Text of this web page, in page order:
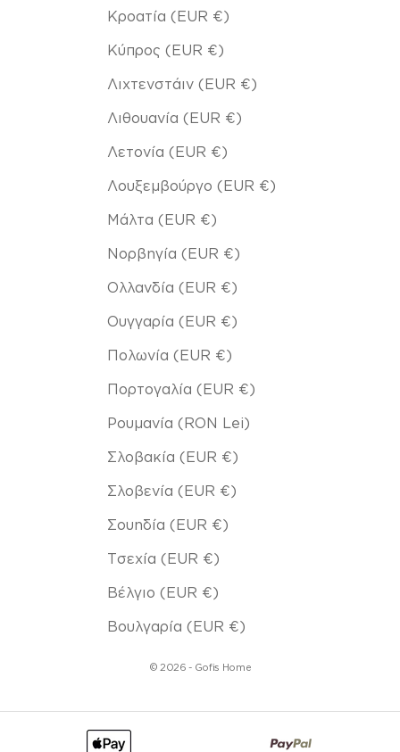
Κροατία (EUR €)
Κύπρος (EUR €)
Λιχτενστάιν (EUR €)
Λιθουανία (EUR €)
Λετονία (EUR €)
Λουξεμβούργο (EUR €)
Μάλτα (EUR €)
Νορβηγία (EUR €)
Ολλανδία (EUR €)
Ουγγαρία (EUR €)
Πολωνία (EUR €)
Πορτογαλία (EUR €)
Ρουμανία (RON Lei)
Σλοβακία (EUR €)
Σλοβενία (EUR €)
Σουηδία (EUR €)
Τσεχία (EUR €)
Βέλγιο (EUR €)
Βουλγαρία (EUR €)
© 2026 - Gofis Home